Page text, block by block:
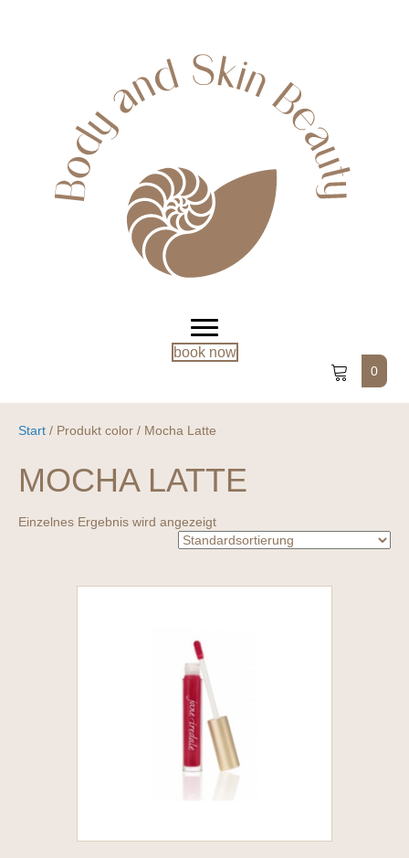
book now
0
Start / Produkt color / Mocha Latte
MOCHA LATTE
Einzelnes Ergebnis wird angezeigt